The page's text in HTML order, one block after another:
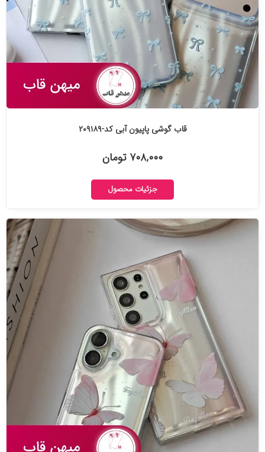
قاب گوشی پاپیون آبی کد-۲۰۹۱۸۹
۷۰۸,۰۰۰ تومان
جزئیات محصول